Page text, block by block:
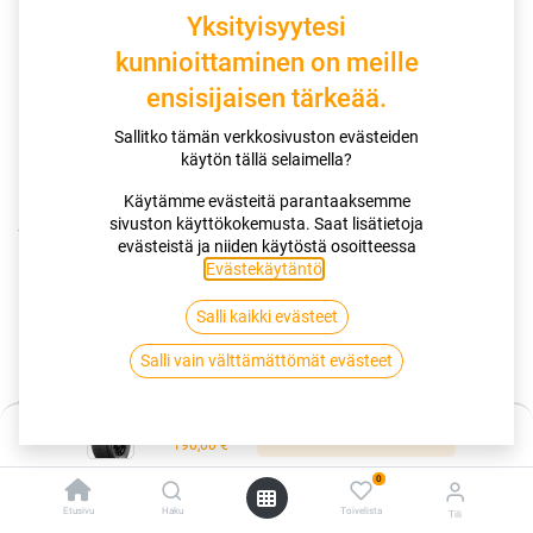
190,00€
Etusivu Haku
0
Toivelista Tili
Kauppa
195/55R18 93H GOODYEAR VECTOR 4SEASONS GEN 3 XL
195/55R18 93H GOODYEAR VECTOR
4SEASONS GEN 3 XL R|EDR
EAN:4038526420121 Tuotekoodi:261588
190,00
Yksityisyytesi
kunnioittaminen on meille
ensisijaisen tärkeää.
Sallitko tämän verkkosivuston evästeiden
käytön tällä selaimella?
Käytämme evästeitä parantaaksemme
sivuston käyttökokemusta. Saat lisätietoja
evästeistä ja niiden käytöstä osoitteessa
Evästekäytäntö
Salli kaikki evästeet
Salli vain välttämättömät evästeet